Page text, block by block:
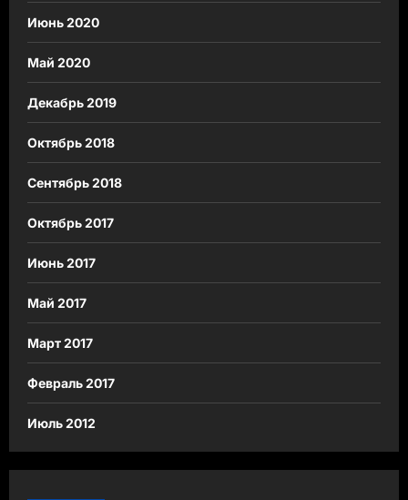
Июнь 2020
Май 2020
Декабрь 2019
Октябрь 2018
Сентябрь 2018
Октябрь 2017
Июнь 2017
Май 2017
Март 2017
Февраль 2017
Июль 2012